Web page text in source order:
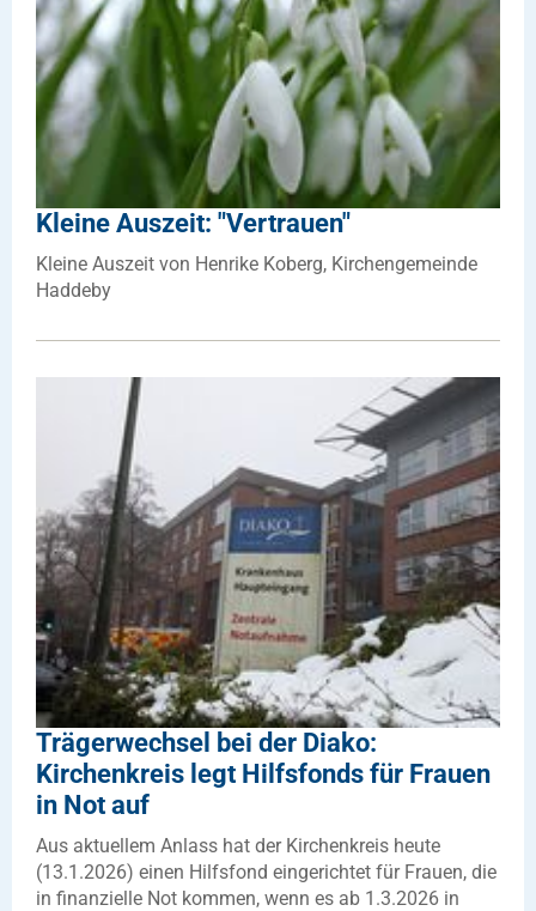
Kleine Auszeit: "Vertrauen"
Kleine Auszeit von Henrike Koberg, Kirchengemeinde
Haddeby
Trägerwechsel bei der Diako:
Kirchenkreis legt Hilfsfonds für Frauen
in Not auf
Aus aktuellem Anlass hat der Kirchenkreis heute
(13.1.2026) einen Hilfsfond eingerichtet für Frauen, die
in finanzielle Not kommen, wenn es ab 1.3.2026 in